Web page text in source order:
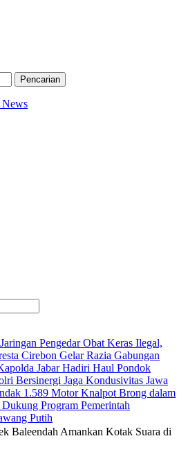
Pencarian
Pengedar Obat Keras Ilegal,
Cirebon Gelar Razia Gabungan
Jabar Hadiri Haul Pondok
Bersinergi Jaga Kondusivitas Jawa
1.589 Motor Knalpot Brong dalam
Program Pemerintah
Putih
Baleendah Amankan Kotak Suara di